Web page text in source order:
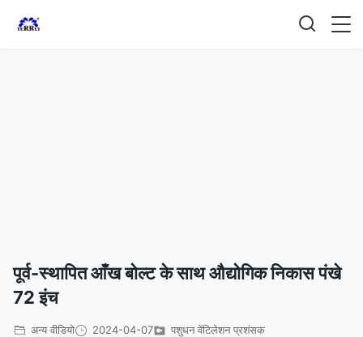
पूर्व-स्थापित आँख बोल्ट के साथ औद्योगिक निकास पंखे
72 इंच
अन्य वीडियो 2024-04-07 पशुधन वेंटिलेशन प्रशंसक